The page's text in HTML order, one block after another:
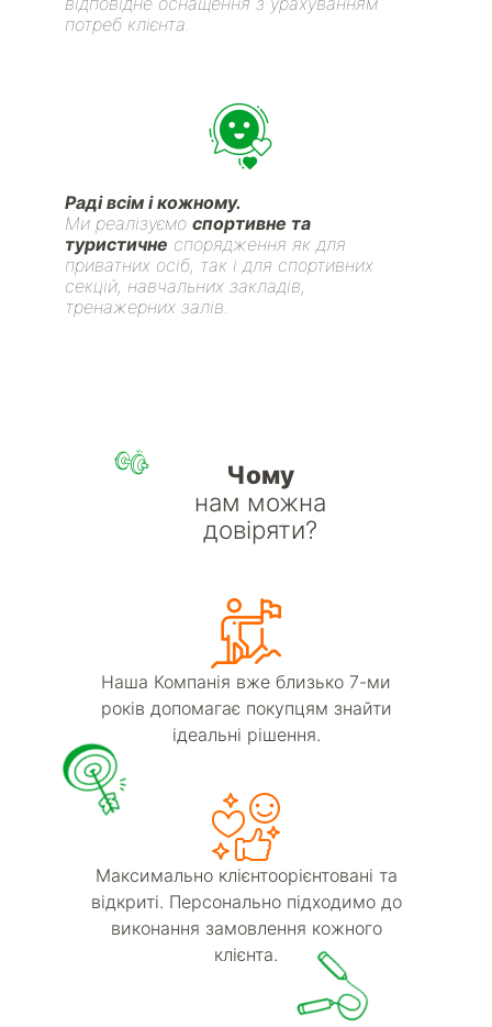
потреб клієнта.
Раді всім і кожному.
Ми реалізуємо спортивне та
туристичне спорядження як для
приватних осіб, так і для спортивних
секцій, навчальних закладів,
тренажерних залів.
Чому
нам можна
довіряти?
Наша Компанія вже близько 7-ми
років допомагає покупцям знайти
ідеальні рішення.
Максимально клієнтоорієнтовані та
відкриті. Персонально підходимо до
виконання замовлення кожного
клієнта.